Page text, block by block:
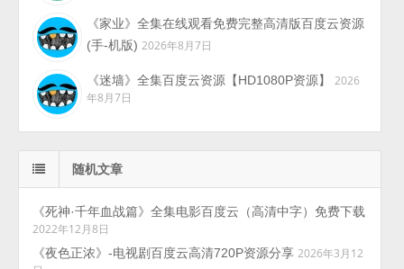
《家业》全集在线观看免费完整高清版百度云资源
(手-机版) 2026年8月7日
《迷墙》全集百度云资源【HD1080P资源】
2026
年8月7日
随机文章
《死神·千年血战篇》全集电影百度云（高清中字）免费下载
2022年12月8日
《夜色正浓》-电视剧百度云高清720P资源分享 2026年3月12